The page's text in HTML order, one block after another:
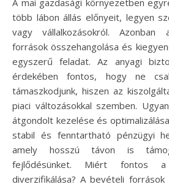
több lábon állás előnyeit, legyen
vagy vállalkozásokról.
források összehangolása és
egyszerű feladat. Az anyagi
érdekében fontos, hogy ne
támaszkodjunk, hiszen az
piaci változásokkal szemben.
átgondolt kezelése és
stabil és fenntartható pénzügyi
amely hosszú távon is
fejlődésünket. Miért fontos
diverzifikálása? A bevételi források